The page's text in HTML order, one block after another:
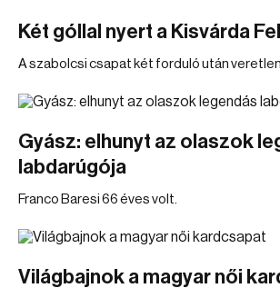
Két góllal nyert a Kisvárda
A szabolcsi csapat két forduló után
Gyász: elhunyt az olaszok
labdarúgója
Franco Baresi 66 éves volt.
Világbajnok a magyar női